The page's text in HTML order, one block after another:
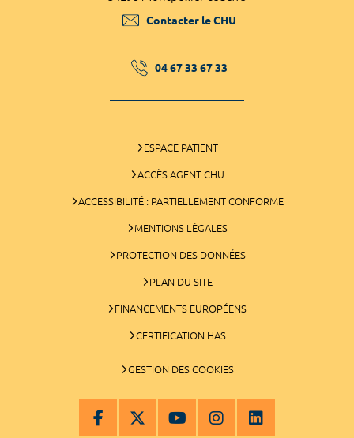
Contacter le CHU
04 67 33 67 33
ESPACE PATIENT
ACCÈS AGENT CHU
ACCESSIBILITÉ : PARTIELLEMENT CONFORME
MENTIONS LÉGALES
PROTECTION DES DONNÉES
PLAN DU SITE
FINANCEMENTS EUROPÉENS
CERTIFICATION HAS
GESTION DES COOKIES